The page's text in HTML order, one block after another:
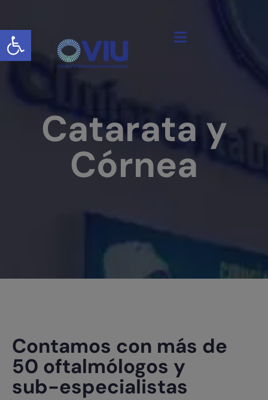
Abrir barra de herramientas
Catarata y
Córnea
Contamos con más de
50 oftalmólogos y
sub-especialistas